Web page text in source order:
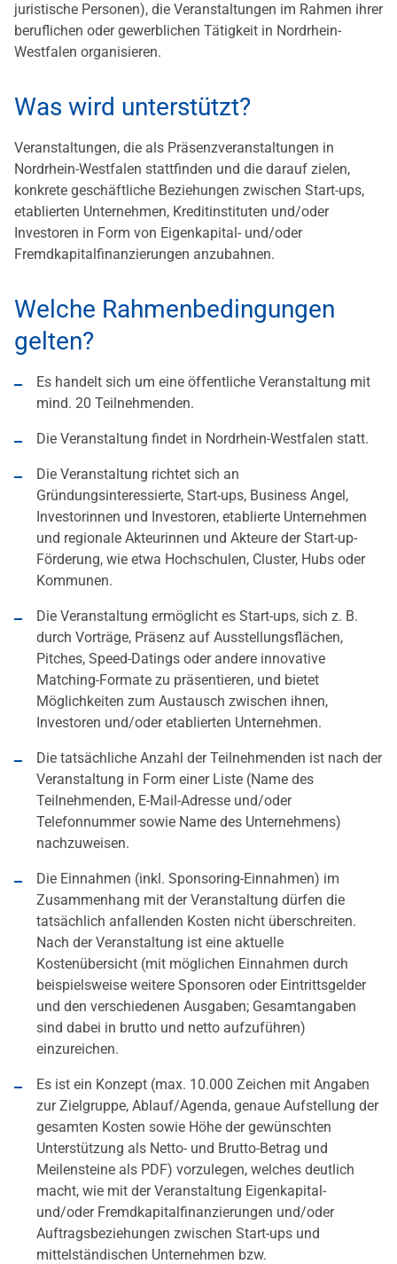
juristische Personen), die Veranstaltungen im Rahmen ihrer
beruflichen oder gewerblichen Tätigkeit in Nordrhein-
Westfalen organisieren.
Was wird unterstützt?
Veranstaltungen, die als Präsenzveranstaltungen in
Nordrhein-Westfalen stattfinden und die darauf zielen,
konkrete geschäftliche Beziehungen zwischen Start-ups,
etablierten Unternehmen, Kreditinstituten und/oder
Investoren in Form von Eigenkapital- und/oder
Fremdkapitalfinanzierungen anzubahnen.
Welche Rahmenbedingungen
gelten?
Es handelt sich um eine öffentliche Veranstaltung mit
mind. 20 Teilnehmenden.
Die Veranstaltung findet in Nordrhein-Westfalen statt.
Die Veranstaltung richtet sich an
Gründungsinteressierte, Start-ups, Business Angel,
Investorinnen und Investoren, etablierte Unternehmen
und regionale Akteurinnen und Akteure der Start-up-
Förderung, wie etwa Hochschulen, Cluster, Hubs oder
Kommunen.
Die Veranstaltung ermöglicht es Start-ups, sich z. B.
durch Vorträge, Präsenz auf Ausstellungsflächen,
Pitches, Speed-Datings oder andere innovative
Matching-Formate zu präsentieren, und bietet
Möglichkeiten zum Austausch zwischen ihnen,
Investoren und/oder etablierten Unternehmen.
Die tatsächliche Anzahl der Teilnehmenden ist nach der
Veranstaltung in Form einer Liste (Name des
Teilnehmenden, E-Mail-Adresse und/oder
Telefonnummer sowie Name des Unternehmens)
nachzuweisen.
Die Einnahmen (inkl. Sponsoring-Einnahmen) im
Zusammenhang mit der Veranstaltung dürfen die
tatsächlich anfallenden Kosten nicht überschreiten.
Nach der Veranstaltung ist eine aktuelle
Kostenübersicht (mit möglichen Einnahmen durch
beispielsweise weitere Sponsoren oder Eintrittsgelder
und den verschiedenen Ausgaben; Gesamtangaben
sind dabei in brutto und netto aufzuführen)
einzureichen.
Es ist ein Konzept (max. 10.000 Zeichen mit Angaben
zur Zielgruppe, Ablauf/Agenda, genaue Aufstellung der
gesamten Kosten sowie Höhe der gewünschten
Unterstützung als Netto- und Brutto-Betrag und
Meilensteine als PDF) vorzulegen, welches deutlich
macht, wie mit der Veranstaltung Eigenkapital-
und/oder Fremdkapitalfinanzierungen und/oder
Auftragsbeziehungen zwischen Start-ups und
mittelständischen Unternehmen bzw.